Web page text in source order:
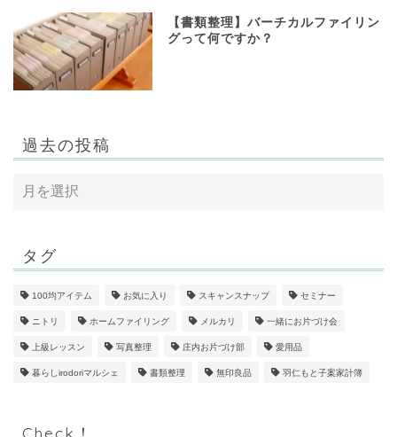
【書類整理】バーチカルファイリン
グって何ですか？
過去の投稿
タグ
100均アイテム お気に入り スキャンスナップ セミナー
ニトリ ホームファイリング メルカリ 一緒にお片づけ会
上級レッスン 写真整理 庄内お片づけ部 愛用品
暮らしirodoriマルシェ 書類整理 無印良品 羽仁もと子案家計簿
Check！